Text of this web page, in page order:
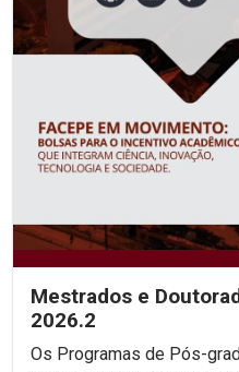
Mestrados e
2026.2
Os Programas de Pós-